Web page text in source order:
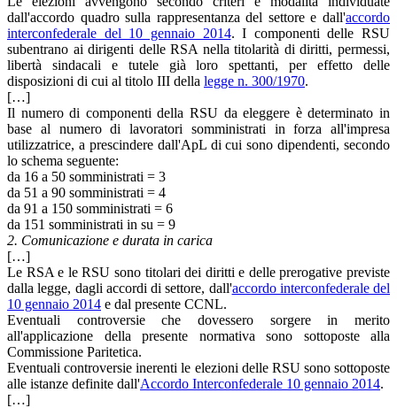
dall'accordo quadro sulla rappresentanza del settore e dall'accordo
interconfederale del 10 gennaio 2014. I componenti delle RSU
subentrano ai dirigenti delle RSA nella titolarità di diritti, permessi,
libertà sindacali e tutele già loro spettanti, per effetto delle
disposizioni di cui al titolo III della legge n. 300/1970.
[…]
Il numero di componenti della RSU da eleggere è determinato in
base al numero di lavoratori somministrati in forza all'impresa
utilizzatrice, a prescindere dall'ApL di cui sono dipendenti, secondo
lo schema seguente:
da 16 a 50 somministrati = 3
da 51 a 90 somministrati = 4
da 91 a 150 somministrati = 6
da 151 somministrati in su = 9
2. Comunicazione e durata in carica
[…]
Le RSA e le RSU sono titolari dei diritti e delle prerogative previste
dalla legge, dagli accordi di settore, dall'accordo interconfederale del
10 gennaio 2014 e dal presente CCNL.
Eventuali controversie che dovessero sorgere in merito
all'applicazione della presente normativa sono sottoposte alla
Commissione Paritetica.
Eventuali controversie inerenti le elezioni delle RSU sono sottoposte
alle istanze definite dall'Accordo Interconfederale 10 gennaio 2014.
[…]